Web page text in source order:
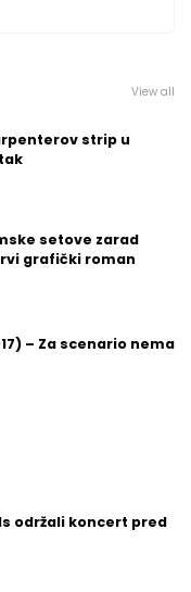
View all
strip u
setove zarad
grafički roman
– Za scenario nema
održali koncert pred